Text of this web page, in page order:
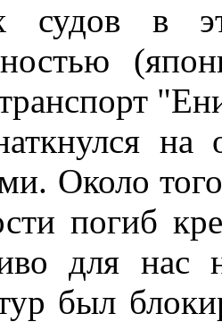
судов в
Около
погиб
для нас
был